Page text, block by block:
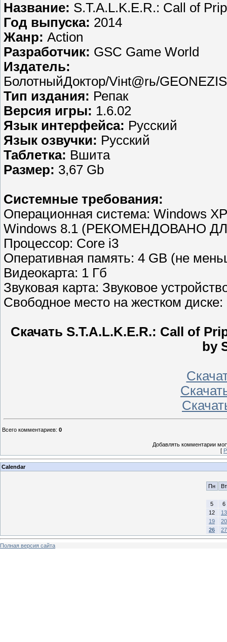
Название: S.T.A.L.K.E.R.: Call of
Год выпуска: 2014
Жанр: Action
Разработчик: GSC Game World
Издатель:
БолотныйДоктор/Viнt@rь/
Тип издания: Репак
Версия игры: 1.6.02
Язык интерфейса: Русский
Язык озвучки: Русский
Таблетка: Вшита
Размер: 3,67 Gb
Системные требования:
Операционная система: Windows
Windows 8.1 (РЕКОМЕНДОВАНО
Процессор: Core i3
Оперативная память: 4 GB (не
Видеокарта: 1 Гб
Звуковая карта: Звуковое
Свободное место на жестком диске:
Скачать S.T.A.L.K.E.R.: Call of
by
Всего комментариев: 0
Добавлять комментарии
[
Calendar
Пн Вт
5
6
12
13
19
20
26
27
Полная версия сайта